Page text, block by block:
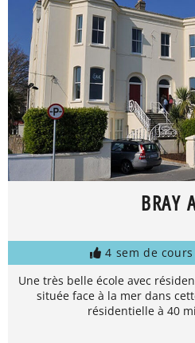
BRAY
4 sem de
Une très belle école avec
située face à la mer dans
résidentielle à 40